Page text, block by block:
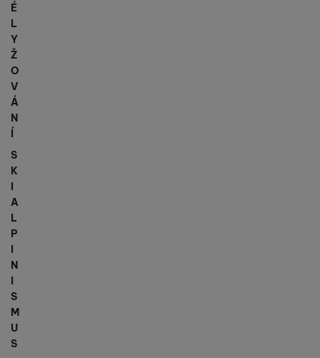
É
L
Y
Ž
O
V
Á
N
Í
S
K
I
A
L
P
I
N
I
S
M
U
S